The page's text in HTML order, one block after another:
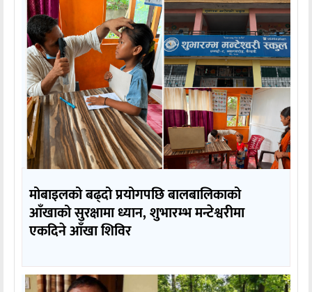
मोबाइलको बढ्दो प्रयोगपछि बालबालिकाको
आँखाको सुरक्षामा ध्यान, शुभारम्भ मन्टेश्वरीमा
एकदिने आँखा शिविर